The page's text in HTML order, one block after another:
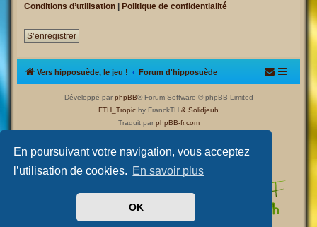
En poursuivant votre navigation, vous acceptez
l’utilisation de cookies. En savoir plus
OK
Conditions d’utilisation | Politique de confidentialité
S’enregistrer
Vers hipposuède, le jeu ! Forum d'hipposuède
Développé par phpBB® Forum Software © phpBB Limited
FTH_Tropic by FranckTH & Solidjeuh
Traduit par phpBB-fr.com